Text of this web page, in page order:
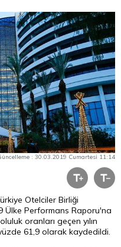
: 30.03.2019 Cumartesi 11:14
Otelciler Birliği
Ülke Performans Raporu'na
oranları geçen yılın
61,9 olarak kaydedildi.